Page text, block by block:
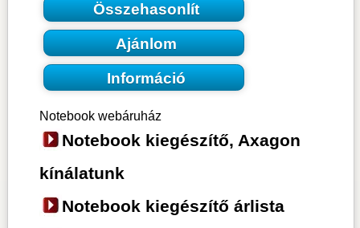
Összehasonlít
Ajánlom
Információ
Notebook webáruház
Notebook kiegészítő, Axagon
kínálatunk
Notebook kiegészítő árlista